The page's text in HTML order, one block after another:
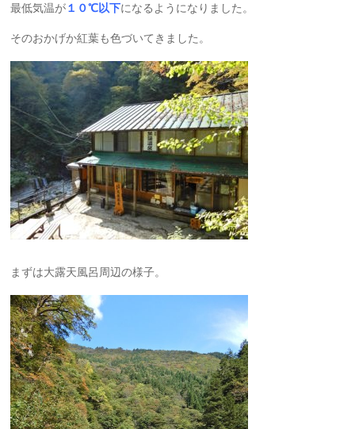
最低気温が１０℃以下になるようになりました。
そのおかげか紅葉も色づいてきました。
まずは大露天風呂周辺の様子。